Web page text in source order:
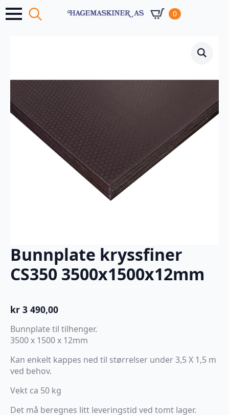
0
Bunnplate kryssfiner
CS350 3500x1500x12mm
kr 3 490,00
Bunnplate til tilhenger.
3500 x 1500 x 12mm
Kan enkelt kappes ned til størrelser under 3,5 X 1,5 m
ved behov.
Vekt ca 50 kg
Det må beregnes litt leveringstid ved tomt lager.